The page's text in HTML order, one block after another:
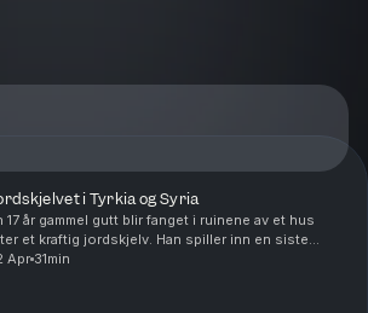
i Tyrkia og Syria
17 år gammel gutt blir fanget i ruinene av et hus
et kraftig jordskjelv. Han spiller inn en siste
og legger det ut på instagram. Han ser rett inn i
Apr 31min